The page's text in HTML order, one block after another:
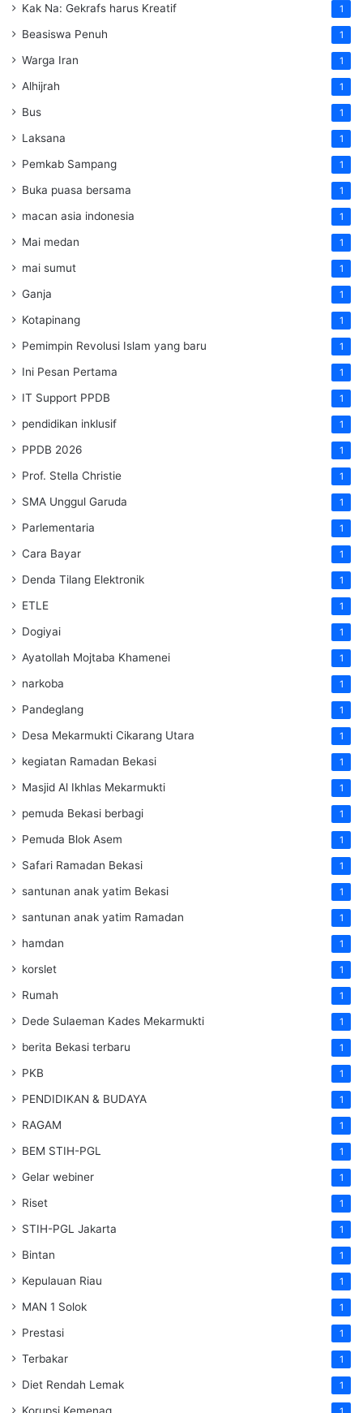
Kak Na: Gekrafs harus Kreatif 1
Beasiswa Penuh 1
Warga Iran 1
Alhijrah 1
Bus 1
Laksana 1
Pemkab Sampang 1
Buka puasa bersama 1
macan asia indonesia 1
Mai medan 1
mai sumut 1
Ganja 1
Kotapinang 1
Pemimpin Revolusi Islam yang baru 1
Ini Pesan Pertama 1
IT Support PPDB 1
pendidikan inklusif 1
PPDB 2026 1
Prof. Stella Christie 1
SMA Unggul Garuda 1
Parlementaria 1
Cara Bayar 1
Denda Tilang Elektronik 1
ETLE 1
Dogiyai 1
Ayatollah Mojtaba Khamenei 1
narkoba 1
Pandeglang 1
Desa Mekarmukti Cikarang Utara 1
kegiatan Ramadan Bekasi 1
Masjid Al Ikhlas Mekarmukti 1
pemuda Bekasi berbagi 1
Pemuda Blok Asem 1
Safari Ramadan Bekasi 1
santunan anak yatim Bekasi 1
santunan anak yatim Ramadan 1
hamdan 1
korslet 1
Rumah 1
Dede Sulaeman Kades Mekarmukti 1
berita Bekasi terbaru 1
PKB 1
PENDIDIKAN & BUDAYA 1
RAGAM 1
BEM STIH-PGL 1
Gelar webiner 1
Riset 1
STIH-PGL Jakarta 1
Bintan 1
Kepulauan Riau 1
MAN 1 Solok 1
Prestasi 1
Terbakar 1
Diet Rendah Lemak 1
Korupsi Kemenag